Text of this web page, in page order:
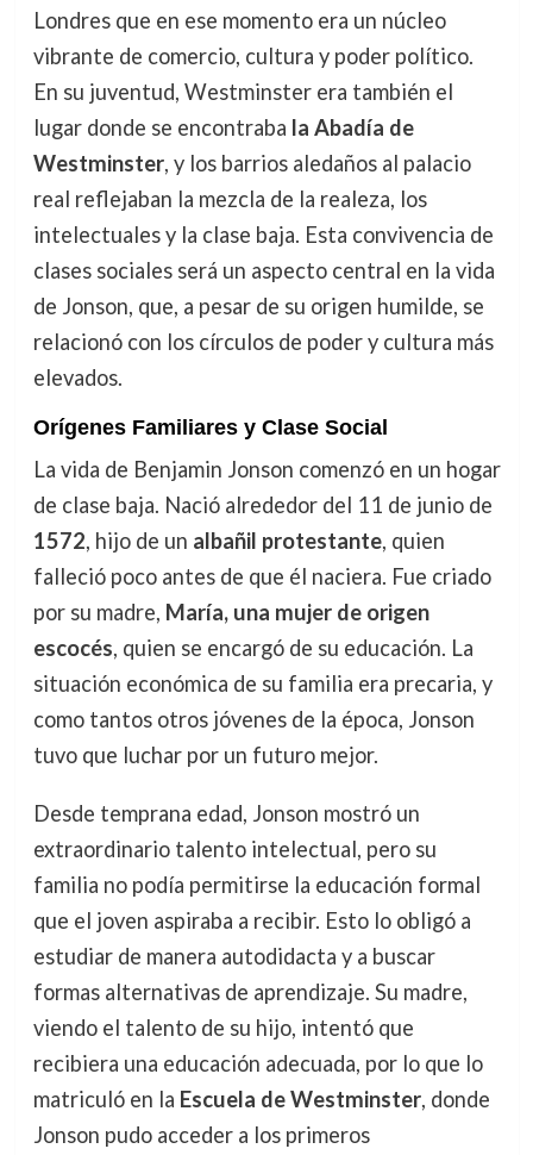
Londres que en ese momento era un núcleo
vibrante de comercio, cultura y poder político.
En su juventud, Westminster era también el
lugar donde se encontraba la Abadía de
Westminster, y los barrios aledaños al palacio
real reflejaban la mezcla de la realeza, los
intelectuales y la clase baja. Esta convivencia de
clases sociales será un aspecto central en la vida
de Jonson, que, a pesar de su origen humilde, se
relacionó con los círculos de poder y cultura más
elevados.
Orígenes Familiares y Clase Social
La vida de Benjamin Jonson comenzó en un hogar
de clase baja. Nació alrededor del 11 de junio de
1572, hijo de un albañil protestante, quien
falleció poco antes de que él naciera. Fue criado
por su madre, María, una mujer de origen
escocés, quien se encargó de su educación. La
situación económica de su familia era precaria, y
como tantos otros jóvenes de la época, Jonson
tuvo que luchar por un futuro mejor.
Desde temprana edad, Jonson mostró un
extraordinario talento intelectual, pero su
familia no podía permitirse la educación formal
que el joven aspiraba a recibir. Esto lo obligó a
estudiar de manera autodidacta y a buscar
formas alternativas de aprendizaje. Su madre,
viendo el talento de su hijo, intentó que
recibiera una educación adecuada, por lo que lo
matriculó en la Escuela de Westminster, donde
Jonson pudo acceder a los primeros